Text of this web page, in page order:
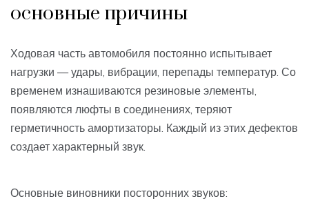
основные причины
Ходовая часть автомобиля постоянно испытывает
нагрузки — удары, вибрации, перепады температур. Со
временем изнашиваются резиновые элементы,
появляются люфты в соединениях, теряют
герметичность амортизаторы. Каждый из этих дефектов
создает характерный звук.
Основные виновники посторонних звуков: